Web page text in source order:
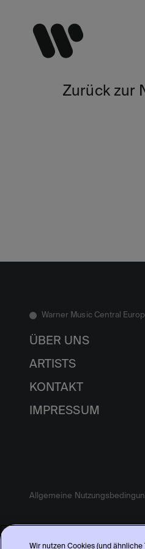
Zurück zur
Warner Music Central
ÜBER UNS
ARTISTS
KONTAKT
IMPRESSUM
Allgemeine
Wir nutzen Cookies (und